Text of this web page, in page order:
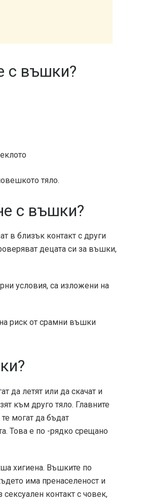
с въшки?
тяло.
с въшки?
в близък контакт с други
децата си за въшки,
условия, са изложени на
риск от срамни въшки
да летят или да скачат и
към друго тяло. Главните
могат да бъдат
Това е по -рядко срещано
хигиена. Въшките по
има пренаселеност и
контакт с човек,